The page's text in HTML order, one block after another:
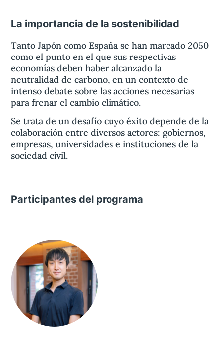
La importancia de la sostenibilidad
Tanto Japón como España se han marcado 2050
como el punto en el que sus respectivas
economías deben haber alcanzado la
neutralidad de carbono, en un contexto de
intenso debate sobre las acciones necesarias
para frenar el cambio climático.
Se trata de un desafío cuyo éxito depende de la
colaboración entre diversos actores: gobiernos,
empresas, universidades e instituciones de la
sociedad civil.
Participantes del programa